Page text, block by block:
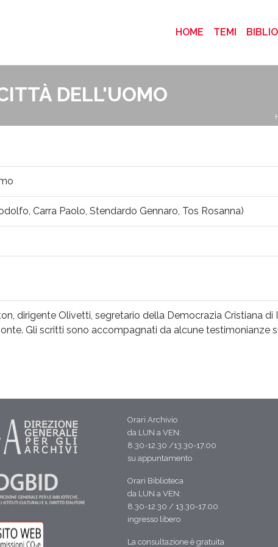
HOME (CURRENT)
TEMI
DELL'UOMO
Carra Paolo, Stendardo Gennaro, Tos Rosanna)
dirigente Olivetti, segretario della Democrazia Cristiana di
Gli scritti sono accompagnati da alcune testimonianze
Orari Archivio
da LUN a VEN:
8.30-12.30 /13.30-17.00
su appuntamento
Orari Biblioteca
da LUN a VEN:
8.30-12.30 / 13.30-17.00
ingresso libero
La consultazione è gratuita